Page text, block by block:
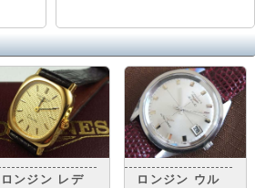
ロンジン レデ
ロンジン ウル